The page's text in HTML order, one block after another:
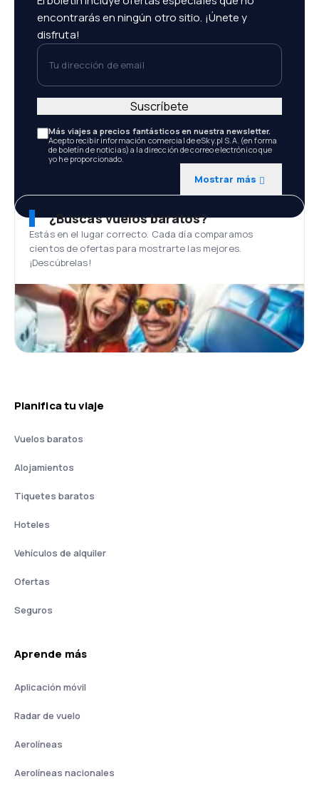
encontrarás en ningún otro sitio. ¡Únete y
disfruta!
Tu dirección de email
Más viajes a precios fantásticos en nuestra newsletter.
Acepto recibir información comercial de eSky.pl S.A. (en forma
de boletín de noticias) a la dirección de correo electrónico que
yo he proporcionado.
Mostrar más
Suscríbete
¿Buscas vuelos baratos?
Estás en el lugar correcto. Cada día comparamos
cientos de ofertas para mostrarte las mejores.
¡Descúbrelas!
Planifica tu viaje
Vuelos baratos
Alojamientos
Tiquetes baratos
Hoteles
Vehículos de alquiler
Ofertas
Seguros
Aprende más
Aplicación móvil
Radar de vuelo
Aerolíneas
Aerolíneas nacionales